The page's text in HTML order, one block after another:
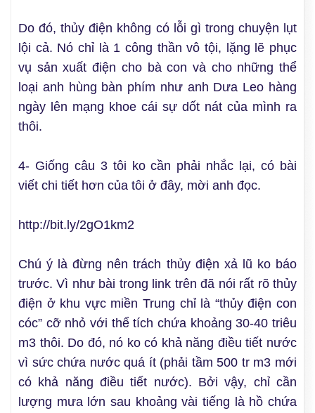
Do đó, thủy điện không có lỗi gì trong chuyện lụt
lội cả. Nó chỉ là 1 công thần vô tội, lặng lẽ phục
vụ sản xuất điện cho bà con và cho những thể
loại anh hùng bàn phím như anh Dưa Leo hàng
ngày lên mạng khoe cái sự dốt nát của mình ra
thôi.
4- Giống câu 3 tôi ko cần phải nhắc lại, có bài
viết chi tiết hơn của tôi ở đây, mời anh đọc.
http://bit.ly/2gO1km2
Chú ý là đừng nên trách thủy điện xả lũ ko báo
trước. Vì như bài trong link trên đã nói rất rõ thủy
điện ở khu vực miền Trung chỉ là “thủy điện con
cóc” cỡ nhỏ với thể tích chứa khoảng 30-40 triêu
m3 thôi. Do đó, nó ko có khả năng điều tiết nước
vì sức chứa nước quá ít (phải tầm 500 tr m3 mới
có khả năng điều tiết nước). Bởi vậy, chỉ cần
lượng mưa lớn sau khoảng vài tiếng là hồ chứa